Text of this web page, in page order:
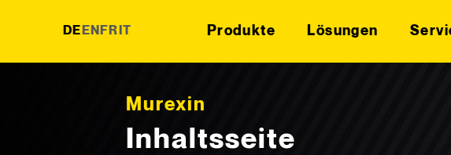
DE EN FR IT Produkte Lösungen
Murexin
Inhaltsseite